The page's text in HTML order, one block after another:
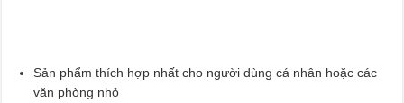
Sản phẩm thích hợp nhất cho người dùng cá nhân hoặc các
văn phòng nhỏ